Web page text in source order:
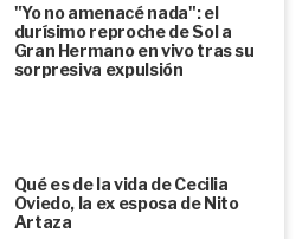
"Yo no amenacé nada": el
durísimo reproche de Sol a
Gran Hermano en vivo tras su
sorpresiva expulsión
Qué es de la vida de Cecilia
Oviedo, la ex esposa de Nito
Artaza